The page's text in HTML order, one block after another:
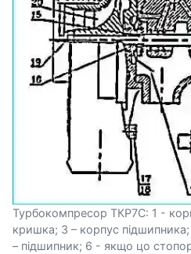
Турбокомпресор ТКР7С: 1 -
кришка; 3 – корпус
– підшипник; 6 - якщо цо